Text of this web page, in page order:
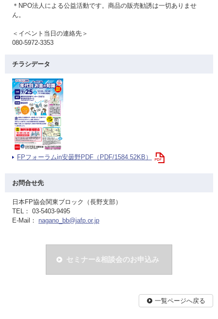
＊NPO法人による公益活動です。商品の販売勧誘は一切ありませ
ん。
＜イベント当日の連絡先＞
080-5972-3353
チラシデータ
FPフォーラムin安曇野PDF（PDF/1584.52KB）
お問合せ先
日本FP協会関東ブロック（長野支部）
TEL： 03-5403-9495
E-Mail： nagano_bb@jafp.or.jp
セミナー&相談会のお申込み
一覧ページへ戻る